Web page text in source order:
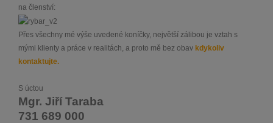
na členství:
Přes všechny mé výše uvedené koníčky, největší zálibou je vztah s
mými klienty a práce v realitách, a proto mě bez obav kdykoliv
kontaktujte.
S úctou
Mgr. Jiří Taraba
731 689 000